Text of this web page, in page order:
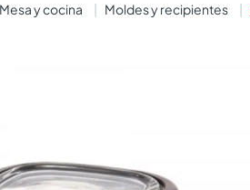
mesa y cocina moldes y recipientes
sanitarios